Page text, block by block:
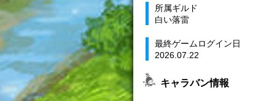
所属ギルド
白い落雷
最終ゲームログイン日
2026.07.22
キャラバン情報